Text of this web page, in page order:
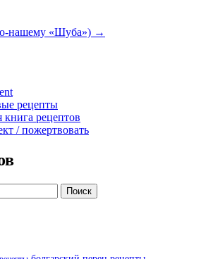
нашему «Шуба») →
рецепты
рецептов
/ пожертвовать